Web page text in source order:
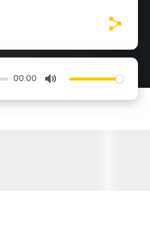
00:00 Mute